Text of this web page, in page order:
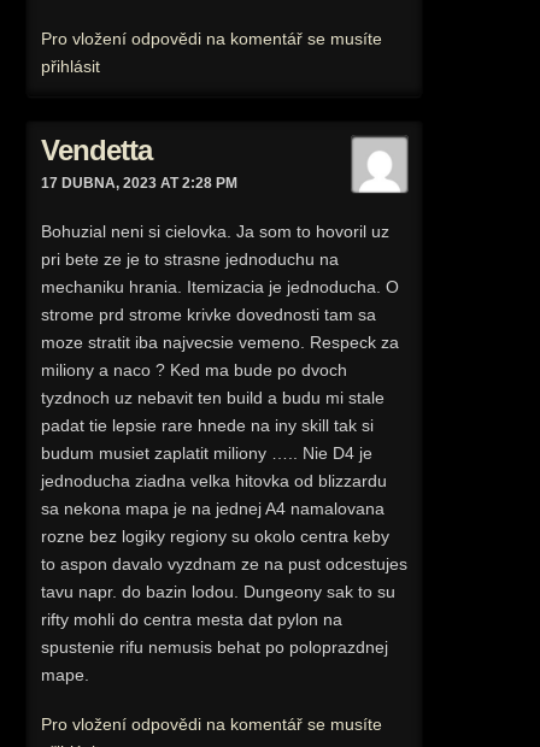
Pro vložení odpovědi na komentář se musíte
přihlásit
Vendetta
17 DUBNA, 2023 AT 2:28 PM
Bohuzial neni si cielovka. Ja som to hovoril uz
pri bete ze je to strasne jednoduchu na
mechaniku hrania. Itemizacia je jednoducha. O
strome prd strome krivke dovednosti tam sa
moze stratit iba najvecsie vemeno. Respeck za
miliony a naco ? Ked ma bude po dvoch
tyzdnoch uz nebavit ten build a budu mi stale
padat tie lepsie rare hnede na iny skill tak si
budum musiet zaplatit miliony ….. Nie D4 je
jednoducha ziadna velka hitovka od blizzardu
sa nekona mapa je na jednej A4 namalovana
rozne bez logiky regiony su okolo centra keby
to aspon davalo vyzdnam ze na pust odcestujes
tavu napr. do bazin lodou. Dungeony sak to su
rifty mohli do centra mesta dat pylon na
spustenie rifu nemusis behat po poloprazdnej
mape.
Pro vložení odpovědi na komentář se musíte